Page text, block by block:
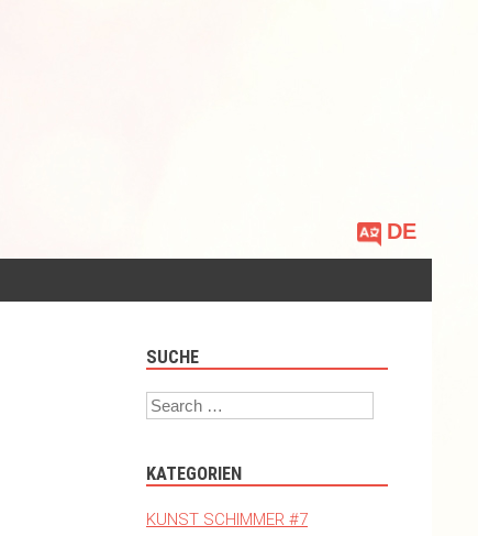
Sprache
auswählen
SUCHE
Search
KATEGORIEN
KUNST SCHIMMER #7